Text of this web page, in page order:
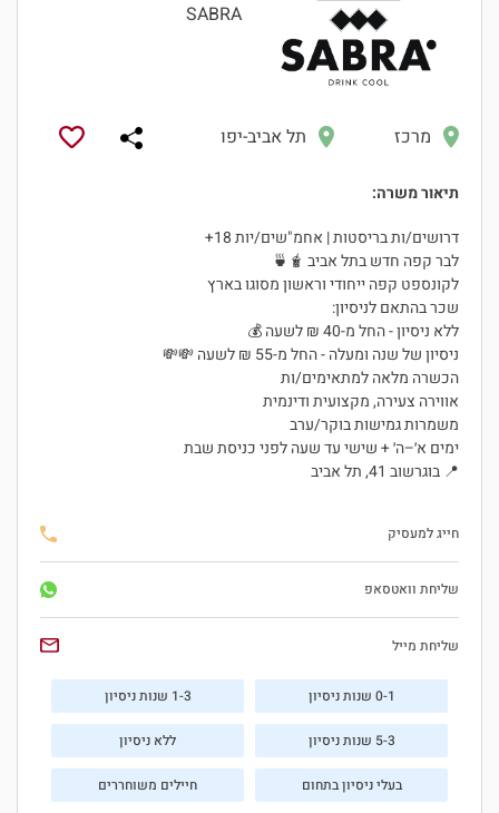
SABRA
מרכז תל אביב-יפו
תיאור משרה:
דרושים/ות בריסטות | אחמ"שים/יות 18+
לבר קפה חדש בתל אביב 🧋🍵
לקונספט קפה ייחודי וראשון מסוגו בארץ
שכר בהתאם לניסיון:
ללא ניסיון - החל מ-40 ₪ לשעה 💰
ניסיון של שנה ומעלה - החל מ-55 ₪ לשעה 💸💸
הכשרה מלאה למתאימים/ות
אווירה צעירה, מקצועית ודינמית
משמרות גמישות בוקר/ערב
ימים א׳–ה׳ + שישי עד שעה לפני כניסת שבת
📍 בוגרשוב 41, תל אביב
חייג למעסיק
שליחת וואטסאפ
שליחת מייל
0-1 שנות ניסיון 1-3 שנות ניסיון
5-3 שנות ניסיון ללא ניסיון
בעלי ניסיון בתחום חיילים משוחררים